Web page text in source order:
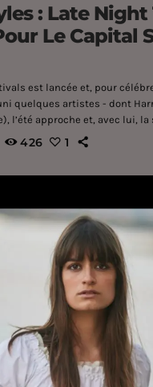
: Late
Le Capital
est lancée et, pour
quelques artistes - dont
l’été approche et, avec lui, la
la France se prépare à vibrer
Garorock ou
426 1